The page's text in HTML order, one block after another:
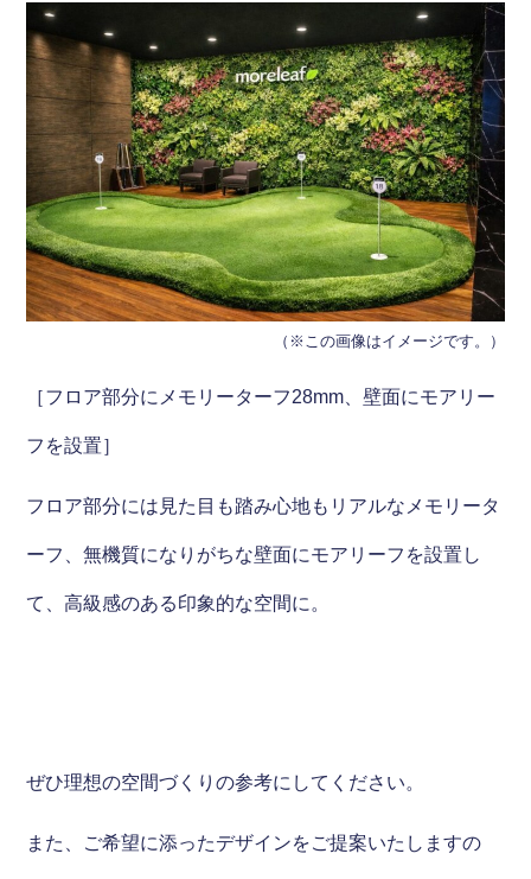
（※この画像はイメージです。）
［フロア部分にメモリーターフ28mm、壁面にモアリー
フを設置］
フロア部分には見た目も踏み心地もリアルなメモリータ
ーフ、無機質になりがちな壁面にモアリーフを設置し
て、高級感のある印象的な空間に。
ぜひ理想の空間づくりの参考にしてください。
また、ご希望に添ったデザインをご提案いたしますの